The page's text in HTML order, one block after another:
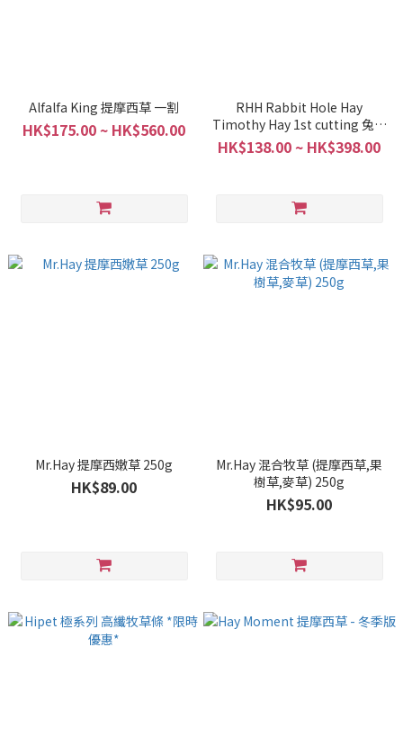
Alfalfa King 提摩西草 一割
HK$175.00 ~ HK$560.00
RHH Rabbit Hole Hay
Timothy Hay 1st cutting 兔子
洞提摩西草一割
HK$138.00 ~ HK$398.00
Mr.Hay 提摩西嫩草 250g
HK$89.00
Mr.Hay 混合牧草 (提摩西草,果
樹草,麥草) 250g
HK$95.00